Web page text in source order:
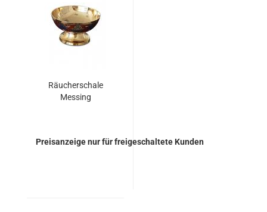
Räucherschale
Messing
Preisanzeige nur für freigeschaltete Kunden